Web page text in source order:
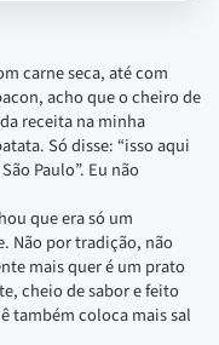
carne seca, até com
acho que o cheiro de
receita na minha
Só disse: “isso aqui
Paulo”. Eu não
que era só um
Não por tradição, não
mais quer é um prato
cheio de sabor e feito
também coloca mais sal